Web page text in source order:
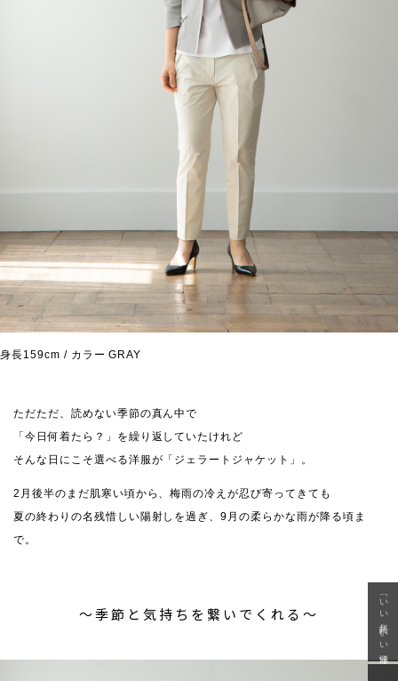
身長159cm / カラー GRAY
ただただ、読めない季節の真ん中で
「今日何着たら？」を繰り返していたけれど
そんな日にこそ選べる洋服が「ジェラートジャケット」。
2月後半のまだ肌寒い頃から、梅雨の冷えが忍び寄ってきても
夏の終わりの名残惜しい陽射しを過ぎ、9月の柔らかな雨が降る頃ま
で。
〜季節と気持ちを繋いでくれる〜 「いい年齢 いい洋服」